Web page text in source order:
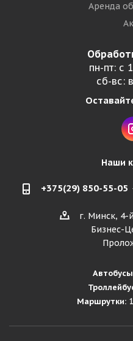
Аренда
пн-пт: с
сб-вс:
Наши
+375(29) 850-55-05
г. Минск, 4-
Бизнес-
Маршрутки: